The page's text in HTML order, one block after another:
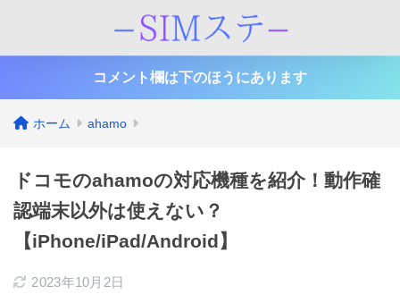
コメント欄は下のほうにあります
ホーム ahamo
ドコモのahamoの対応機種を紹介！動作確
認端末以外は使えない？
【iPhone/iPad/Android】
2023年10月2日